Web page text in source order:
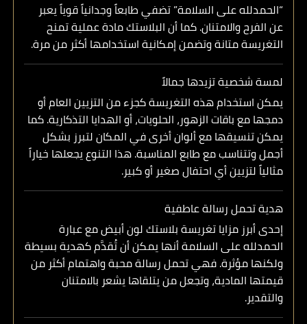
“الحمدلله على السلامة” تضفي طابعاً وجدانياً قوياً يعبر
عن الفرح والامتنان. كما أن البلاستك مادة عملية تمنح
التغريسة متانة وتضمن إمكانية استخدامها أكثر من مرة.
لمسة شخصية تزيدها جمالاً
يمكن استخدام هذه التغريسة كجزء من التزيين العام أو
دمجها مع باقات الزهور، الحلويات، أو الهدايا التذكارية. كما
يمكن تنسيقها مع ألوان أخرى في المكان لتبرز بشكل
أجمل وتتناسب مع طابع المناسبة. هذا التنوع يجعلها خياراً
مثالياً لتزيين أي احتفال صغير أو كبير.
هدية تحمل رسالة عاطفية
إحدى أبرز مزاياتغريسة بلاستك لون أبيض مع عبارة
الحمدلله على السلامةأنها يمكن أن تُقدَّم كهدية بسيطة
ولكنها مؤثرة. فهي تحمل رسالة محبة واهتمام أكثر من
قيمتها المادية، وتجعل من يتلقاها يشعر بالامتنان
والتقدير.